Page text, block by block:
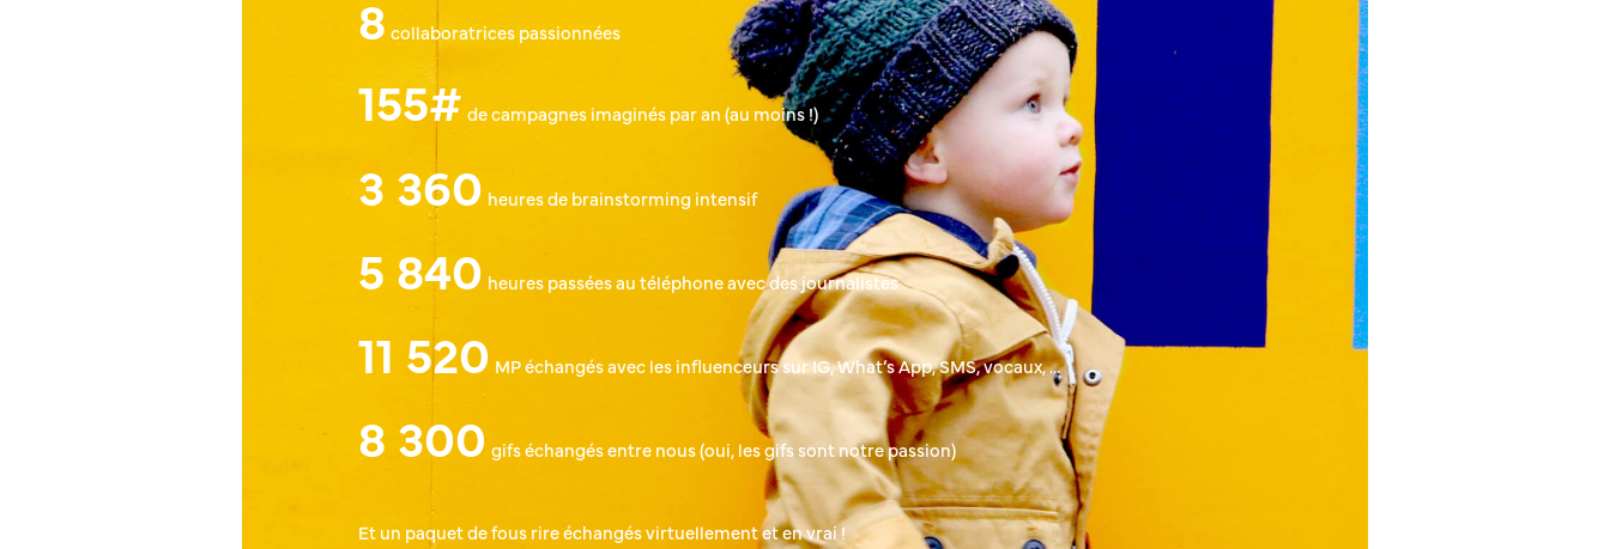
8 collaboratrices passionnées
155# de campagnes imaginés par an (au moins !)
3 360 heures de brainstorming intensif
5 840 heures passées au téléphone avec des journalistes
11 520 MP échangés avec les influenceurs sur IG, What’s App, SMS, vocaux, …
8 300 gifs échangés entre nous (oui, les gifs sont notre passion)
Et un paquet de fous rire échangés virtuellement et en vrai !